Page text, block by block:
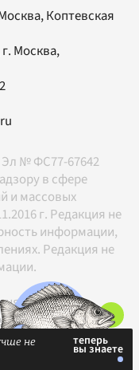
Коптевская
Москва,
№ ФС77-67642
в сфере
и массовых
г. Редакция не
информации,
Редакция не
с
не